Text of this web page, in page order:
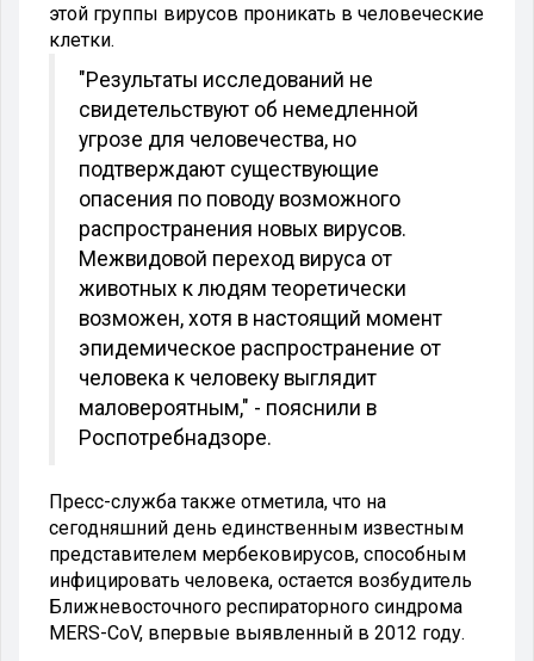
этой группы вирусов проникать в человеческие
клетки.
"Результаты исследований не
свидетельствуют об немедленной
угрозе для человечества, но
подтверждают существующие
опасения по поводу возможного
распространения новых вирусов.
Межвидовой переход вируса от
животных к людям теоретически
возможен, хотя в настоящий момент
эпидемическое распространение от
человека к человеку выглядит
маловероятным," - пояснили в
Роспотребнадзоре.
Пресс-служба также отметила, что на
сегодняшний день единственным известным
представителем мербековирусов, способным
инфицировать человека, остается возбудитель
Ближневосточного респираторного синдрома
MERS-CoV, впервые выявленный в 2012 году.